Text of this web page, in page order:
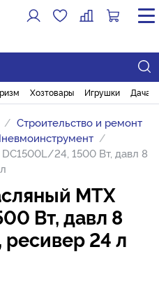
Хозтовары Игрушки Дача
Строительство и ремонт
24, 1500 Вт, давл 8
MTX
Вт, давл 8
24 л